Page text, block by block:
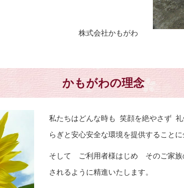
株式会社かもがわ
かもがわの理念
私たちはどんな時も 笑顔を絶やさず
らぎと安心安全な環境を提供することに
そして ご利用者様はじめ そのご家族
されるように精進いたします。